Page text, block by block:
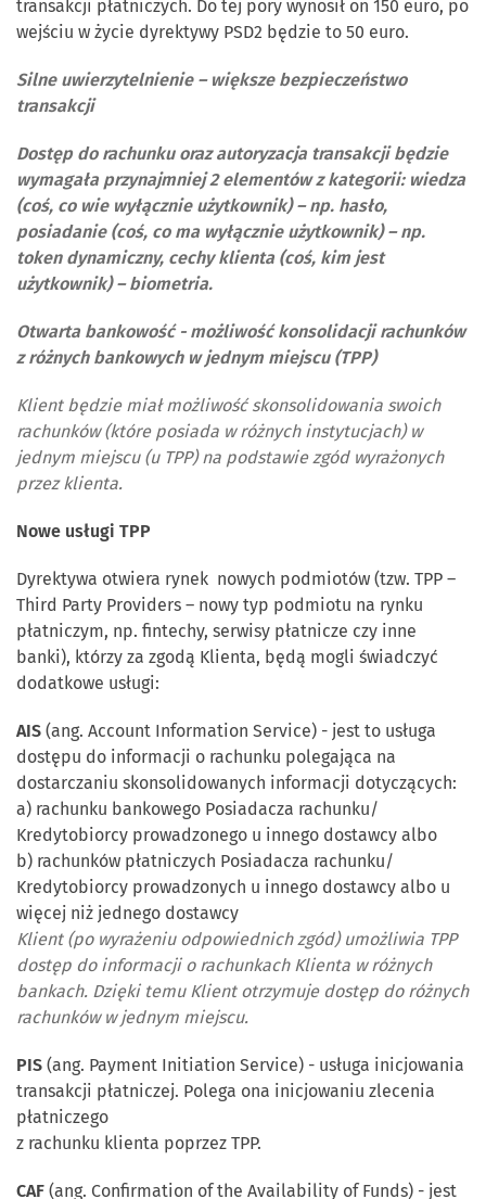
transakcji płatniczych. Do tej pory wynosił on 150 euro, po
wejściu w życie dyrektywy PSD2 będzie to 50 euro.
Silne uwierzytelnienie – większe bezpieczeństwo
transakcji
Dostęp do rachunku oraz autoryzacja transakcji będzie
wymagała przynajmniej 2 elementów z kategorii: wiedza
(coś, co wie wyłącznie użytkownik) – np. hasło,
posiadanie (coś, co ma wyłącznie użytkownik) – np.
token dynamiczny, cechy klienta (coś, kim jest
użytkownik) – biometria.
Otwarta bankowość - możliwość konsolidacji rachunków
z różnych bankowych w jednym miejscu (TPP)
Klient będzie miał możliwość skonsolidowania swoich
rachunków (które posiada w różnych instytucjach) w
jednym miejscu (u TPP) na podstawie zgód wyrażonych
przez klienta.
Nowe usługi TPP
Dyrektywa otwiera rynek nowych podmiotów (tzw. TPP –
Third Party Providers – nowy typ podmiotu na rynku
płatniczym, np. fintechy, serwisy płatnicze czy inne
banki), którzy za zgodą Klienta, będą mogli świadczyć
dodatkowe usługi:
AIS (ang. Account Information Service) - jest to usługa
dostępu do informacji o rachunku polegająca na
dostarczaniu skonsolidowanych informacji dotyczących:
a) rachunku bankowego Posiadacza rachunku/
Kredytobiorcy prowadzonego u innego dostawcy albo
b) rachunków płatniczych Posiadacza rachunku/
Kredytobiorcy prowadzonych u innego dostawcy albo u
więcej niż jednego dostawcy
Klient (po wyrażeniu odpowiednich zgód) umożliwia TPP
dostęp do informacji o rachunkach Klienta w różnych
bankach. Dzięki temu Klient otrzymuje dostęp do różnych
rachunków w jednym miejscu.
PIS (ang. Payment Initiation Service) - usługa inicjowania
transakcji płatniczej. Polega ona inicjowaniu zlecenia
płatniczego
z rachunku klienta poprzez TPP.
CAF (ang. Confirmation of the Availability of Funds) - jest